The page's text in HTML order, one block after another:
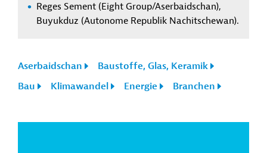
Reges Sement (Eight Group/Aserbaidschan),
Buyukduz (Autonome Republik Nachitschewan).
Aserbaidschan
Baustoffe, Glas, Keramik
Bau
Klimawandel Energie Branchen